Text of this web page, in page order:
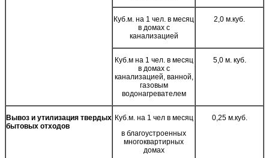
Куб.м. на 1 чел. в месяц
в домах с
канализацией
2,0 м.куб.
Куб.м на 1 чел. в месяц
в домах с
канализацией, ванной,
газовым
водонагревателем
5,0 м. куб.
Вывоз и утилизация твердых
бытовых отходов
Куб.м. на 1 чел в месяц
в благоустроенных
многоквартирных
домах
0,25 м.куб.